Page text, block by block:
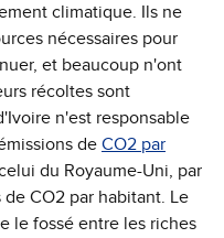
climatique. Ils ne
nécessaires pour
et beaucoup n'ont
récoltes sont
n'est responsable
de CO2 par
du Royaume-Uni, par
CO2 par habitant. Le
le fossé entre les riches